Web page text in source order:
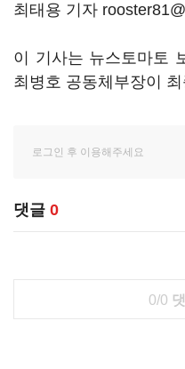
최태용 기자
이 기사는 뉴스토마토
최병호 공동체부장이
댓글 0
0/0